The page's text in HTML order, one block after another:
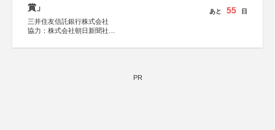
賞」
三井住友信託銀行株式会社
協力：株式会社朝日新聞社
あと 55 日
PR